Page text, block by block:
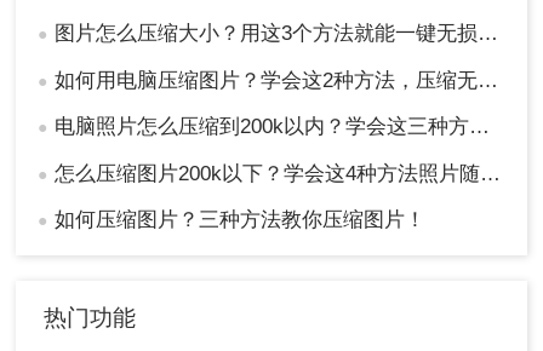
● 图片怎么压缩大小？用这3个方法就能一键无损压缩图片！
● 如何用电脑压缩图片？学会这2种方法，压缩无损图片
● 电脑照片怎么压缩到200k以内？学会这三种方法就够用了！
● 怎么压缩图片200k以下？学会这4种方法照片随意压缩!！
● 如何压缩图片？三种方法教你压缩图片！
热门功能